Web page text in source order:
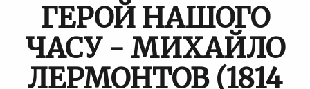
ГЕРОЙ НАШОГО
ЧАСУ - МИХАЙЛО
ЛЕРМОНТОВ (1814